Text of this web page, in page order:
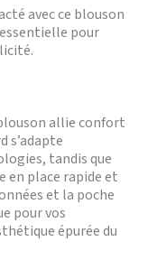
avec ce blouson
pour
allie confort
s’adapte
tandis que
en place rapide et
et la poche
pour vos
épurée du